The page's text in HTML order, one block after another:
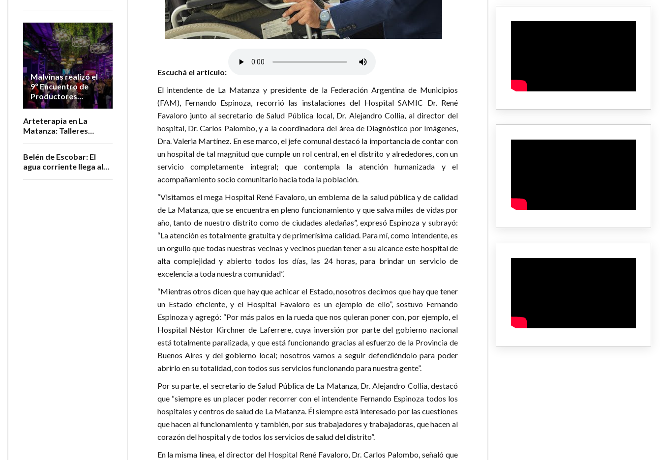
Malvinas realizó el
9º Encuentro de
Productores
Vitivinícolas de la
Arteterapia en La
Matanza: Talleres
Belén de Escobar: El
agua corriente llega al
Escuchá el artículo:
El intendente de La Matanza y presidente de la Federación Argentina de Municipios
(FAM), Fernando Espinoza, recorrió las instalaciones del Hospital SAMIC Dr. René
Favaloro junto al secretario de Salud Pública local, Dr. Alejandro Collia, al director del
hospital, Dr. Carlos Palombo, y a la coordinadora del área de Diagnóstico por Imágenes,
Dra. Valeria Martínez. En ese marco, el jefe comunal destacó la importancia de contar con
un hospital de tal magnitud que cumple un rol central, en el distrito y alrededores, con un
servicio completamente integral; que contempla la atención humanizada y el
acompañamiento socio comunitario hacia toda la población.
“Visitamos el mega Hospital René Favaloro, un emblema de la salud pública y de calidad
de La Matanza, que se encuentra en pleno funcionamiento y que salva miles de vidas por
año, tanto de nuestro distrito como de ciudades aledañas”, expresó Espinoza y subrayó:
“La atención es totalmente gratuita y de primerísima calidad. Para mí, como intendente, es
un orgullo que todas nuestras vecinas y vecinos puedan tener a su alcance este hospital de
alta complejidad y abierto todos los días, las 24 horas, para brindar un servicio de
excelencia a toda nuestra comunidad”.
“Mientras otros dicen que hay que achicar el Estado, nosotros decimos que hay que tener
un Estado eficiente, y el Hospital Favaloro es un ejemplo de ello”, sostuvo Fernando
Espinoza y agregó: “Por más palos en la rueda que nos quieran poner con, por ejemplo, el
Hospital Néstor Kirchner de Laferrere, cuya inversión por parte del gobierno nacional
está totalmente paralizada, y que está funcionando gracias al esfuerzo de la Provincia de
Buenos Aires y del gobierno local; nosotros vamos a seguir defendiéndolo para poder
abrirlo en su totalidad, con todos sus servicios funcionando para nuestra gente”.
Por su parte, el secretario de Salud Pública de La Matanza, Dr. Alejandro Collia, destacó
que “siempre es un placer poder recorrer con el intendente Fernando Espinoza todos los
hospitales y centros de salud de La Matanza. Él siempre está interesado por las cuestiones
que hacen al funcionamiento y también, por sus trabajadores y trabajadoras, que hacen al
corazón del hospital y de todos los servicios de salud del distrito”.
En la misma línea, el director del Hospital René Favaloro, Dr. Carlos Palombo, señaló que